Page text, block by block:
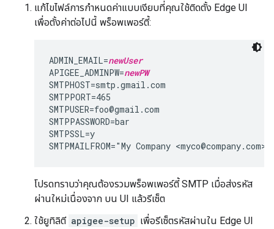
แก้ไขไฟล์การกำหนดค่าแบบเงียบที่คุณใช้ติดตั้ง Edge UI
เพื่อตั้งค่าต่อไปนี้ พร็อพเพอร์ตี้:
ADMIN_EMAIL=newUser
APIGEE_ADMINPW=newPW
SMTPHOST=smtp.gmail.com
SMTPPORT=465
SMTPUSER=foo@gmail.com
SMTPPASSWORD=bar
SMTPSSL=y
SMTPMAILFROM="My Company <myco@company.com>"
โปรดทราบว่าคุณต้องรวมพร็อพเพอร์ตี้ SMTP เมื่อส่งรหัส
ผ่านใหม่เนื่องจาก บน UI แล้วรีเซ็ต
ใช้ยูทิลิตี apigee-setup เพื่อรีเซ็ตรหัสผ่านใน Edge UI